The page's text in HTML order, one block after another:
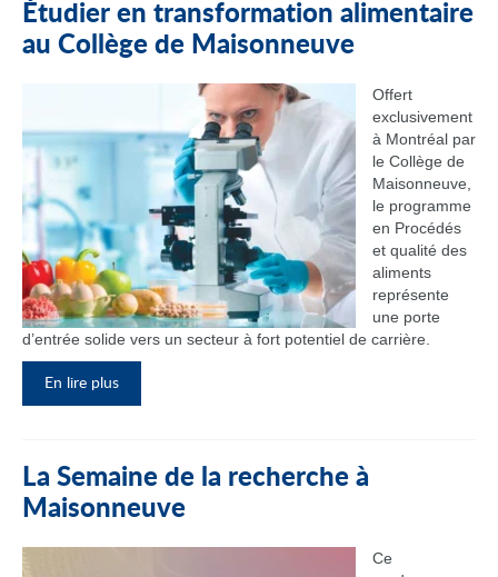
Étudier en transformation alimentaire
au Collège de Maisonneuve
Offert
exclusivement
à Montréal par
le Collège de
Maisonneuve,
le programme
en Procédés
et qualité des
aliments
représente
une porte
d’entrée solide vers un secteur à fort potentiel de carrière.
En lire plus
La Semaine de la recherche à
Maisonneuve
Ce